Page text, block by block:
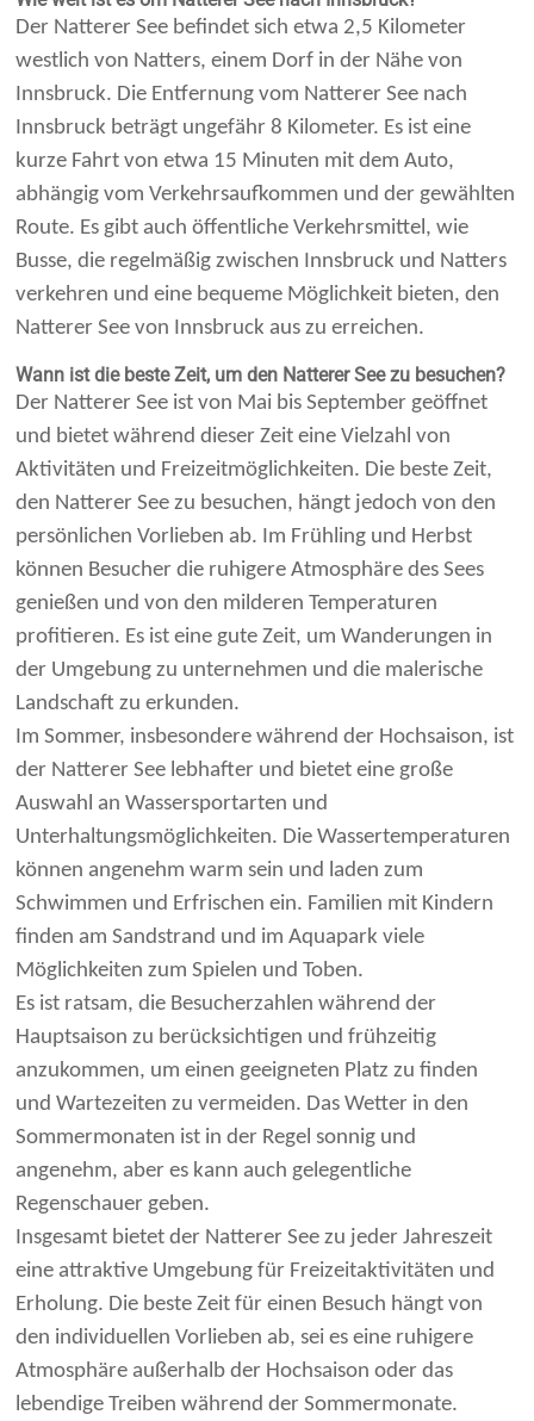
Der Natterer See befindet sich etwa 2,5 Kilometer
westlich von Natters, einem Dorf in der Nähe von
Innsbruck. Die Entfernung vom Natterer See nach
Innsbruck beträgt ungefähr 8 Kilometer. Es ist eine
kurze Fahrt von etwa 15 Minuten mit dem Auto,
abhängig vom Verkehrsaufkommen und der gewählten
Route. Es gibt auch öffentliche Verkehrsmittel, wie
Busse, die regelmäßig zwischen Innsbruck und Natters
verkehren und eine bequeme Möglichkeit bieten, den
Natterer See von Innsbruck aus zu erreichen.
Wann ist die beste Zeit, um den Natterer See zu besuchen?
Der Natterer See ist von Mai bis September geöffnet
und bietet während dieser Zeit eine Vielzahl von
Aktivitäten und Freizeitmöglichkeiten. Die beste Zeit,
den Natterer See zu besuchen, hängt jedoch von den
persönlichen Vorlieben ab. Im Frühling und Herbst
können Besucher die ruhigere Atmosphäre des Sees
genießen und von den milderen Temperaturen
profitieren. Es ist eine gute Zeit, um Wanderungen in
der Umgebung zu unternehmen und die malerische
Landschaft zu erkunden.
Im Sommer, insbesondere während der Hochsaison, ist
der Natterer See lebhafter und bietet eine große
Auswahl an Wassersportarten und
Unterhaltungsmöglichkeiten. Die Wassertemperaturen
können angenehm warm sein und laden zum
Schwimmen und Erfrischen ein. Familien mit Kindern
finden am Sandstrand und im Aquapark viele
Möglichkeiten zum Spielen und Toben.
Es ist ratsam, die Besucherzahlen während der
Hauptsaison zu berücksichtigen und frühzeitig
anzukommen, um einen geeigneten Platz zu finden
und Wartezeiten zu vermeiden. Das Wetter in den
Sommermonaten ist in der Regel sonnig und
angenehm, aber es kann auch gelegentliche
Regenschauer geben.
Insgesamt bietet der Natterer See zu jeder Jahreszeit
eine attraktive Umgebung für Freizeitaktivitäten und
Erholung. Die beste Zeit für einen Besuch hängt von
den individuellen Vorlieben ab, sei es eine ruhigere
Atmosphäre außerhalb der Hochsaison oder das
lebendige Treiben während der Sommermonate.